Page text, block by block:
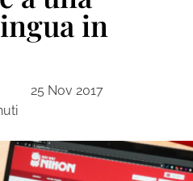
in
25 Nov 2017